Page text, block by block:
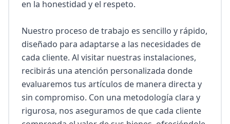
en la honestidad y el respeto.
Nuestro proceso de trabajo es sencillo y rápido,
diseñado para adaptarse a las necesidades de
cada cliente. Al visitar nuestras instalaciones,
recibirás una atención personalizada donde
evaluaremos tus artículos de manera directa y
sin compromiso. Con una metodología clara y
rigurosa, nos aseguramos de que cada cliente